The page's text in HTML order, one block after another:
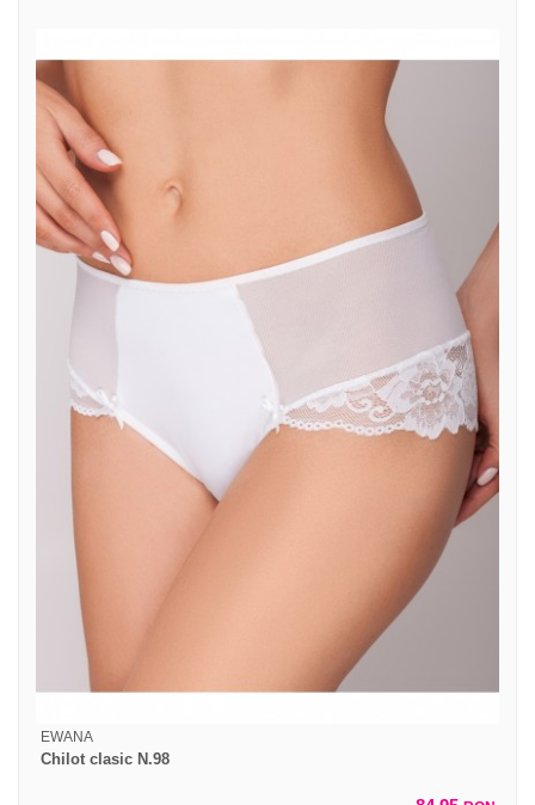
EWANA
Chilot clasic N.98